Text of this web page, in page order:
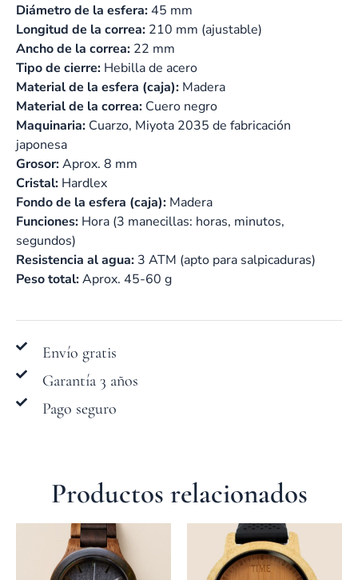
Diámetro de la esfera: 45 mm
Longitud de la correa: 210 mm (ajustable)
Ancho de la correa: 22 mm
Tipo de cierre: Hebilla de acero
Material de la esfera (caja): Madera
Material de la correa: Cuero negro
Maquinaria: Cuarzo, Miyota 2035 de fabricación
japonesa
Grosor:Aprox. 8 mm
Cristal: Hardlex
Fondo de la esfera (caja): Madera
Funciones: Hora (3 manecillas: horas, minutos,
segundos)
Resistencia al agua: 3 ATM (apto para salpicaduras)
Peso total:Aprox. 45-60 g
Envío gratis
Garantía 3 años
Pago seguro
Productos relacionados